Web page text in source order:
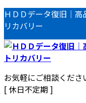
コ
ン
テ
ン
ツ
へ
ス
キ
ナ
ビ
ゲ
ー
シ
ョ
ン
に
ＨＤＤデータ復旧｜
リカバリー
お気軽にご相談くださ
[ 休日不定期 ]